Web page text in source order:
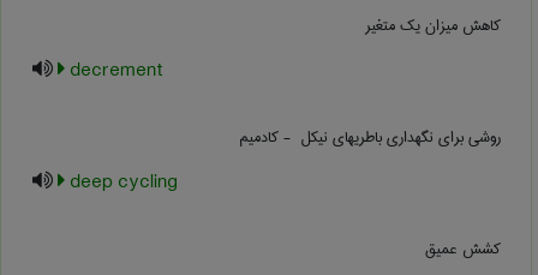
کاهش میزان یک متغیر
decrement
روشی برای نگهداری باطریهای نیکل ‎ - کادمیم
deep cycling
کشش عمیق